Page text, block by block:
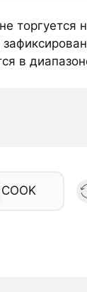
в
COOK